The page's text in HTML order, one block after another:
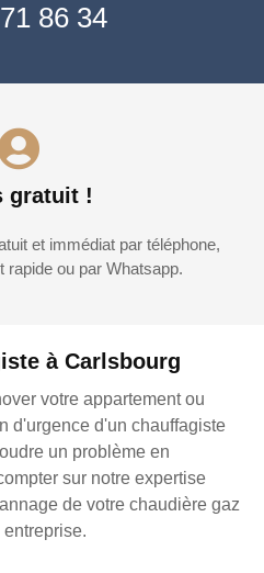
à Carlsbourg
votre appartement ou
d'urgence d'un chauffagiste
un problème en
sur notre expertise
de votre chaudière gaz
86 34
gratuit !
et immédiat par téléphone,
rapide ou par Whatsapp.